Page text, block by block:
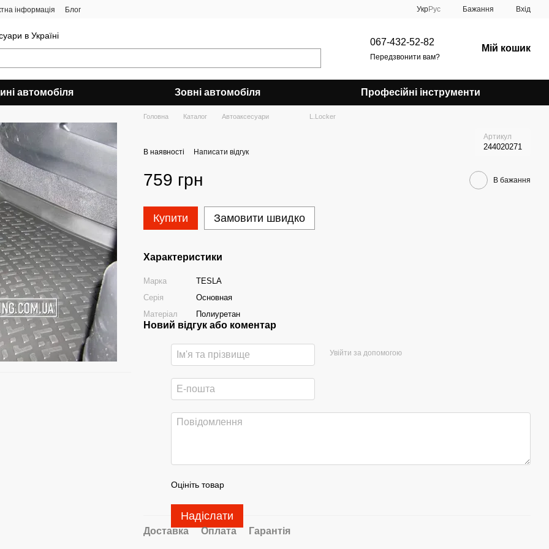
інформація Блог УкрРус Бажання Вхід
в Україні
067-432-52-82
Передзвонити вам?
Мій кошик
автомобіля Зовні автомобіля Професійні інструменти
Головна Каталог Автоаксесуари L.Locker
Артикул
244020271
В наявності Написати відгук
759 грн В бажання
Купити Замовити швидко
Характеристики
Марка
TESLA
Серія
Основная
Матеріал
Полиуретан
Новий відгук або коментар
Увійти за допомогою
Оцініть товар
Надіслати
Доставка Оплата Гарантія